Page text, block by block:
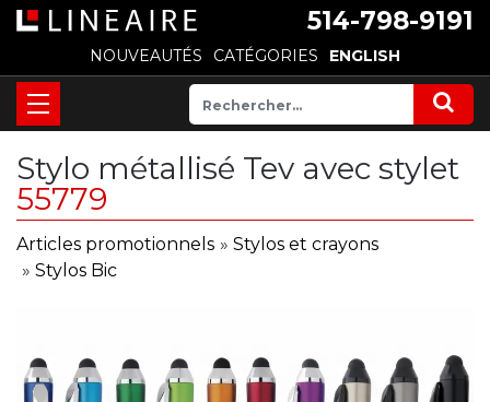
514-798-9191
NOUVEAUTÉS CATÉGORIES ENGLISH
Stylo métallisé Tev avec stylet
55779
Articles promotionnels » Stylos et crayons
» Stylos Bic